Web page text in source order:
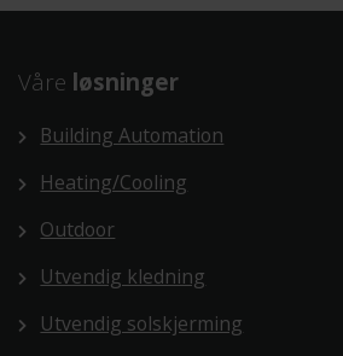
Våre løsninger
Building Automation
Heating/Cooling
Outdoor
Utvendig kledning
Utvendig solskjerming